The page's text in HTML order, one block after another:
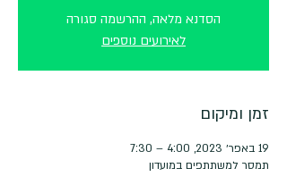
הסדנא מלאה, ההרשמה סגורה
לאירועים נוספים
זמן ומיקום
19 באפר׳ 2023, 4:00 – 7:30
תמסר למשתתפים במועדון